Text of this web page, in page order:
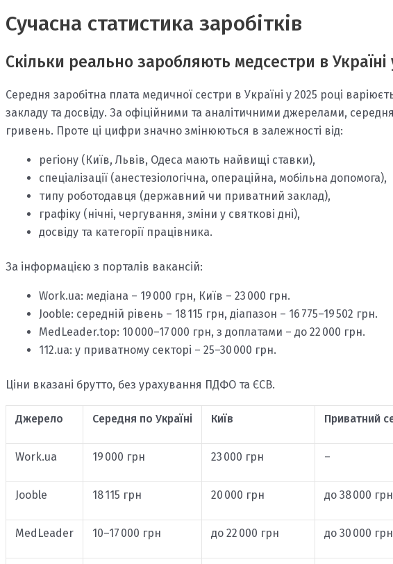
Сучасна статистика заробітків
Скільки реально заробляють медсестри в Україні
Середня заробітна плата медичної сестри в Україні у 2025 році
закладу та досвіду. За офіційними та аналітичними джерелами,
гривень. Проте ці цифри значно змінюються в залежності від:
регіону (Київ, Львів, Одеса мають найвищі ставки),
спеціалізації (анестезіологічна, операційна, мобільна допомога),
типу роботодавця (державний чи приватний заклад),
графіку (нічні, чергування, зміни у святкові дні),
досвіду та категорії працівника.
За інформацією з порталів вакансій:
Work.ua: медіана – 19 000 грн, Київ – 23 000 грн.
Jooble: середній рівень – 18 115 грн, діапазон – 16 775–19 502 грн.
MedLeader.top: 10 000–17 000 грн, з доплатами – до 22 000 грн.
112.ua: у приватному секторі – 25–30 000 грн.
Ціни вказані брутто, без урахування ПДФО та ЄСВ.
Джерело Середня по Україні Київ Приватний
Work.ua 19 000 грн 23 000 грн –
Jooble 18 115 грн 20 000 грн до 38 000 грн
MedLeader 10–17 000 грн до 22 000 грн до 30 000 грн